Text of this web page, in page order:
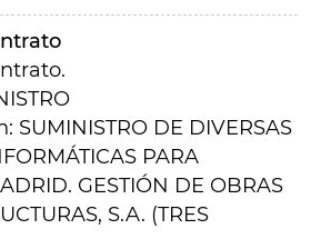
SUMINISTRO DE DIVERSAS
PARA
GESTIÓN DE OBRAS
S.A. (TRES